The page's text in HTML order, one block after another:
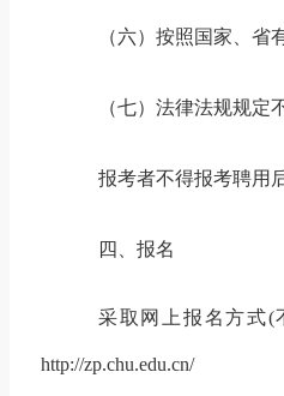
（六）按照国家、省
（七）法律法规规定
报考者不得报考聘用
四、报名
采取网上报名方式(
http://zp.chu.edu.cn/